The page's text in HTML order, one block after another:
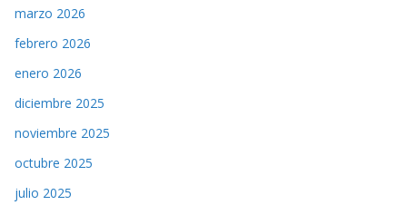
marzo 2026
febrero 2026
enero 2026
diciembre 2025
noviembre 2025
octubre 2025
julio 2025